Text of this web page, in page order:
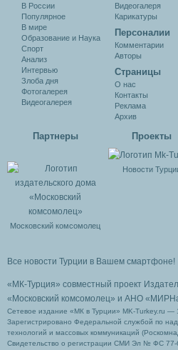
В России
Популярное
В мире
Образование и Наука
Спорт
Анализ
Интервью
Злоба дня
Фотогалерея
Видеогалерея
Видеогалеря
Карикатуры
Персоналии
Комментарии
Авторы
Cтраницы
О нас
Контакты
Реклама
Архив
Партнеры
Московский комсомолец
Проекты
Новости
Все новости Турции в Вашем смартфоне!
«МК-Турция» совместный проект
«Московский комсомолец» и АНО
Сетевое издание «МК в Турции» MK-Turkey.ru —
Зарегистрировано Федеральной службой по
технологий и массовых коммуникаций
Свидетельство о регистрации СМИ Эл № ФС 77-